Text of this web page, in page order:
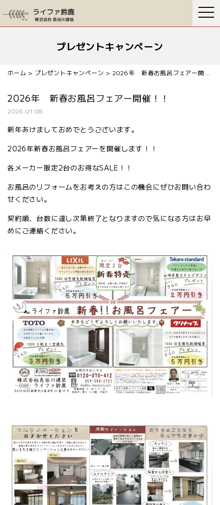
プレゼントキャンペーン
ホーム > プレゼントキャンペーン >2026年 新春お風呂フェアー開催！！
2026年 新春お風呂フェアー開催！！
2026.01.08
新年あけましておめでとうございます。
2026年新春お風呂フェアーを開催します！！
各メーカー限定2台のお得なSALE！！
お風呂のリフォームをお考えの方はこの機会にぜひお問い合わ
せください。
契約順、台数に達し次第終了となりますので気になる方はお早
めにご連絡ください。